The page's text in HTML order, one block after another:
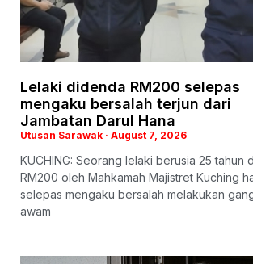
Lelaki didenda RM200 selepas
mengaku bersalah terjun dari
Jambatan Darul Hana
Utusan Sarawak August 7, 2026
KUCHING: Seorang lelaki berusia 25 tahun
RM200 oleh Mahkamah Majistret Kuching
selepas mengaku bersalah melakukan
awam